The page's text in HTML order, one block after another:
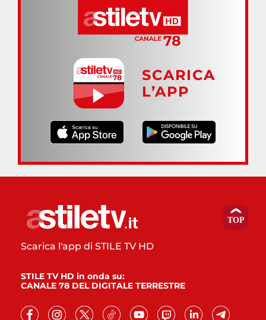
SCARICA
L’APP
Scarica l'app di STILE TV HD
STILE TV HD in onda su:
CANALE 78 DEL DIGITALE TERRESTRE